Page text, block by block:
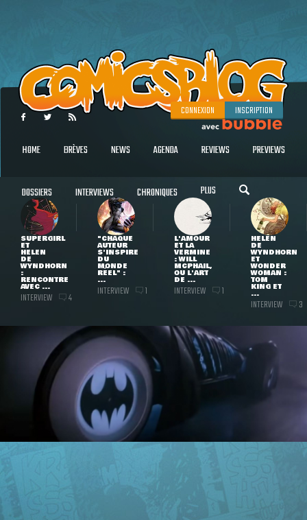
CONNEXION INSCRIPTION
HOME BRÈVES NEWS AGENDA REVIEWS PREVIEWS
DOSSIERS INTERVIEWS CHRONIQUES PLUS
SUPERGIRL
ET
HELEN
DE
WYNDHORN
:
RENCONTRE
AVEC ...
INTERVIEW 4
"CHAQUE
AUTEUR
S'INSPIRE
DU
MONDE
RÉEL" :
...
INTERVIEW 1
L'AMOUR
ET LA
VERMINE
: WILL
MCPHAIL,
OU L'ART
DE ...
INTERVIEW 1
HELEN
DE
WYNDHORN
ET
WONDER
WOMAN :
TOM
KING ET
...
INTERVIEW 3